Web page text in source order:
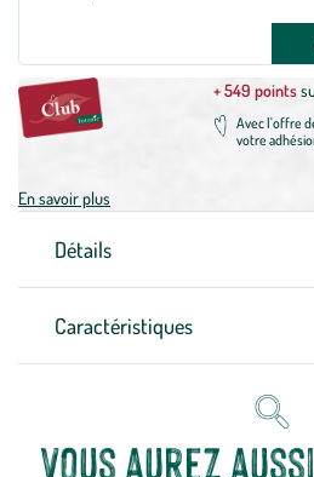
+ 549 points
Avec l'offre
votre
En savoir plus
Détails
Caractéristiques
Vous aurez